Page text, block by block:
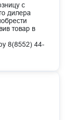
с
дилера
товар в
8(8552) 44-